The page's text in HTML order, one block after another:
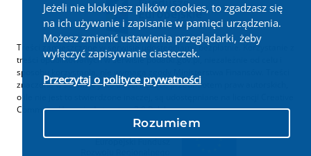
Jeżeli nie blokujesz plików cookies, to zgadzasz się
na ich używanie i zapisanie w pamięci urządzenia.
Możesz zmienić ustawienia przeglądarki, żeby
wyłączyć zapisywanie ciasteczek.
Przeczytaj o polityce prywatności
Rozumiem
Treści zamieszczone w serwisie udostępniamy bezpłatnie. Korzystanie z
treści opublikowanych w serwisie podatki.gov.pl, niezależnie od celu i
sposobu korzystania, nie wymaga zgody Ministerstwa Finansów. Treści
znaczone w serwisie jako treści będące przedmiotem praw autorskich,
o ile nie jest to stwierdzone inaczej, są udostępniane na licencji Creative
Commons Uznanie Autorstwa 3.0 Polska.